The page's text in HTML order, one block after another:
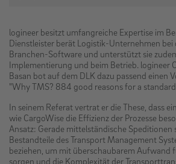
logineer besitzt umfangreiche Expertise im
Dienstleister berät Logistik-Unternehmen bei
Branchen-Software und unterstützt sie
Implementierung und beim Betrieb. logineer
Basan bot auf dem DLK dazu passend einen
"Why TMS? 884 good reasons for a
In seinem Referat vertrat er die These, dass
wie CargoWise die Effizienz der Prozesse
Ansatz: Gerade mittelständische Speditionen
Bestandteile des Transport Management
beziehen, um mit überschaubarem Aufwand
sorgen und die Komplexität der